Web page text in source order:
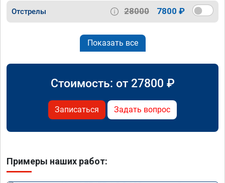
Отстрелы 28000 7800 ₽
Показать все
Стоимость: от 27800 ₽
Записаться Задать вопрос
Примеры наших работ: